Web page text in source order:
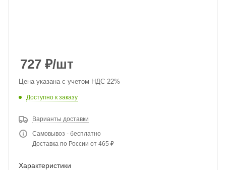
727 ₽/шт
Цена указана с учетом НДС 22%
Доступно к заказу
Варианты доставки
Самовывоз - бесплатно
Доставка по России от 465 ₽
Характеристики